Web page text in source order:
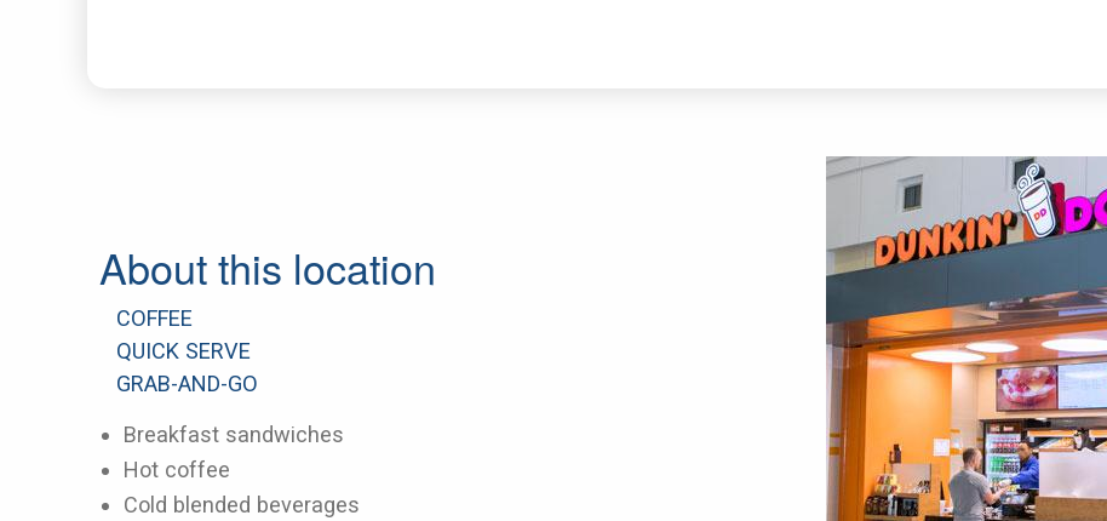
About this location
COFFEE
QUICK SERVE
GRAB-AND-GO
Breakfast sandwiches
Hot coffee
Cold blended beverages